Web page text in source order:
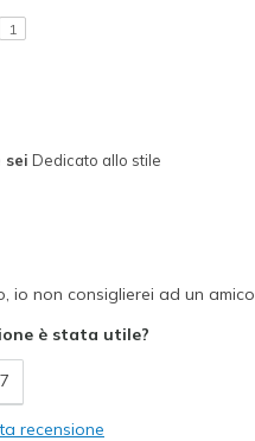
1
sei Dedicato allo stile
io non consiglierei ad un amico
è stata utile?
7
recensione